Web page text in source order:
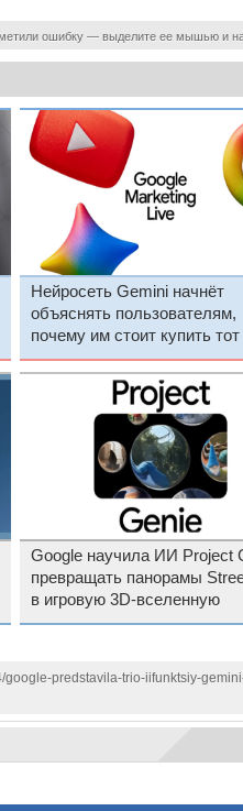
ошибку — выделите ее мышью и
Нейросеть Gemini начнёт
объяснять пользователям,
почему им стоит купить
иной товар
Google научила ИИ Project
превращать панорамы
в игровую 3D-вселенную
google-predstavila-trio-iifunktsiy-